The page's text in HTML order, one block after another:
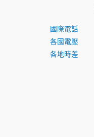
國際電話
各國電壓
各地時差